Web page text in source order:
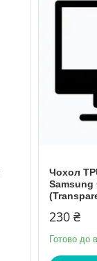
Чохол
Samsung
230 ₴
Готово до